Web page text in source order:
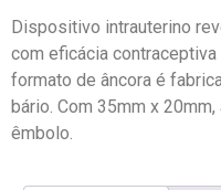
Dispositivo intrauterino
com eficácia
formato de âncora é
bário. Com 35mm x
êmbolo.